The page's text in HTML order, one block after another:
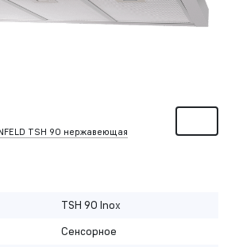
TSH 90 нержавеющая
TSH 90 Inox
Сенсорное